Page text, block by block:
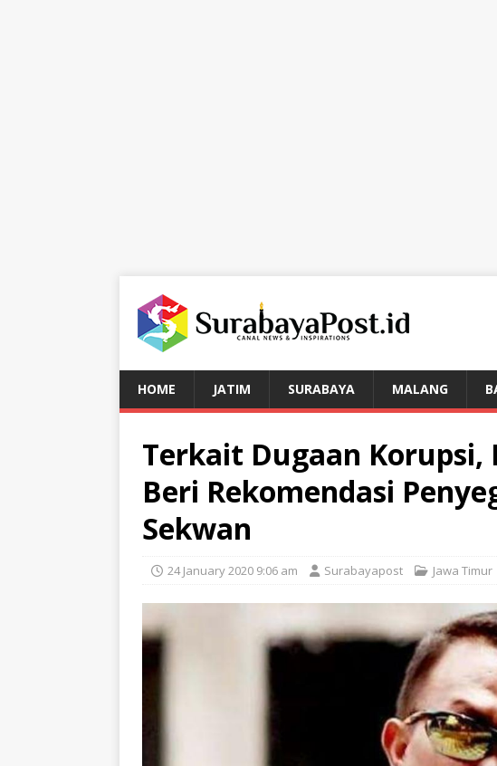
HOME JATIM SURABAYA MALANG
Terkait Dugaan Korupsi,
Beri Rekomendasi
Sekwan
24 January 2020 9:06 am Surabayapost Jawa Timur